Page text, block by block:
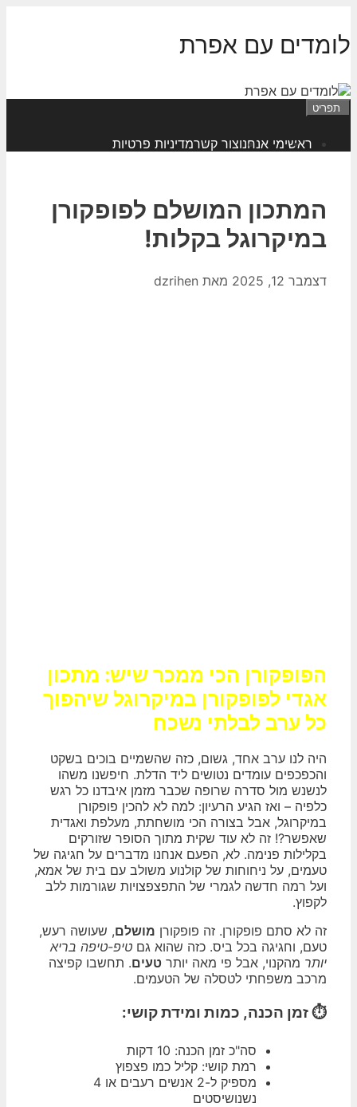
לומדים עם אפרת
תפריט
ראשימי אנחנוצור קשרמדיניות פרטיות
המתכון המושלם לפופקורן
במיקרוגל בקלות!
דצמבר 12, 2025 מאתdzrihen
הפופקורן הכי ממכר שיש: מתכון
אגדי לפופקורן במיקרוגל שיהפוך
כל ערב לבלתי נשכח
היה לנו ערב אחד, גשום, כזה שהשמיים בוכים בשקט
והכפכפים עומדים נטושים ליד הדלת. חיפשנו משהו
לנשנש מול סדרה שרופה שכבר מזמן איבדנו כל רגש
כלפיה – ואז הגיע הרעיון: למה לא להכין פופקורן
במיקרוגל, אבל בצורה הכי מושחתת, מעלפת ואגדית
שאפשר?! זה לא עוד שקית מתוך הסופר שזורקים
בקלילות פנימה. לא, הפעם אנחנו מדברים על חגיגה של
טעמים, על ניחוחות של קולנוע משולב עם בית של אמא,
ועל רמה חדשה לגמרי של התפצפצויות שגורמות ללב
לקפוץ.
זה לא סתם פופקורן. זה פופקורןמושלם, שעושה רעש,
טעם, וחגיגה בכל ביס. כזה שהוא גםטיפ-טיפה בריא
יותרמהקנוי, אבל פי מאה יותרטעים. תחשבו קפיצה
מרכב משפחתי לטסלה של הטעמים.
⏱️ זמן הכנה, כמות ומידת קושי:
סה"כ זמן הכנה: 10 דקות
רמת קושי: קליל כמו פצפוץ
מספיק ל-2 אנשים רעבים או 4
נשנושיסטים